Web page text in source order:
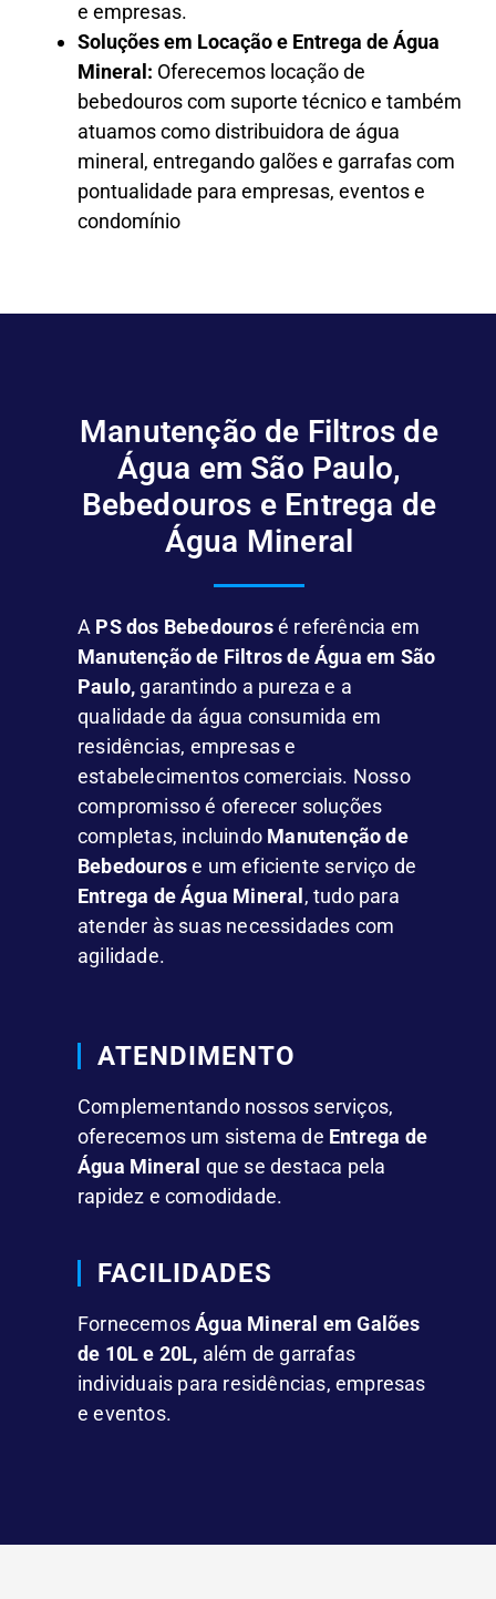
e empresas.
Soluções em Locação e Entrega de Água
Mineral: Oferecemos locação de
bebedouros com suporte técnico e também
atuamos como distribuidora de água
mineral, entregando galões e garrafas com
pontualidade para empresas, eventos e
condomínio
Manutenção de Filtros de
Água em São Paulo,
Bebedouros e Entrega de
Água Mineral
A PS dos Bebedourosé referência em
Manutenção de Filtros de Água em São
Paulo, garantindo a pureza e a
qualidade da água consumida em
residências, empresas e
estabelecimentos comerciais. Nosso
compromisso é oferecer soluções
completas, incluindo Manutenção de
Bebedourose um eficiente serviço de
Entrega de Água Mineral , tudo para
atender às suas necessidades com
agilidade.
ATENDIMENTO
Complementando nossos serviços,
oferecemos um sistema de Entrega de
Água Mineral que se destaca pela
rapidez e comodidade.
FACILIDADES
FornecemosÁgua Mineral em Galões
de 10L e 20L, além de garrafas
individuais para residências, empresas
e eventos.